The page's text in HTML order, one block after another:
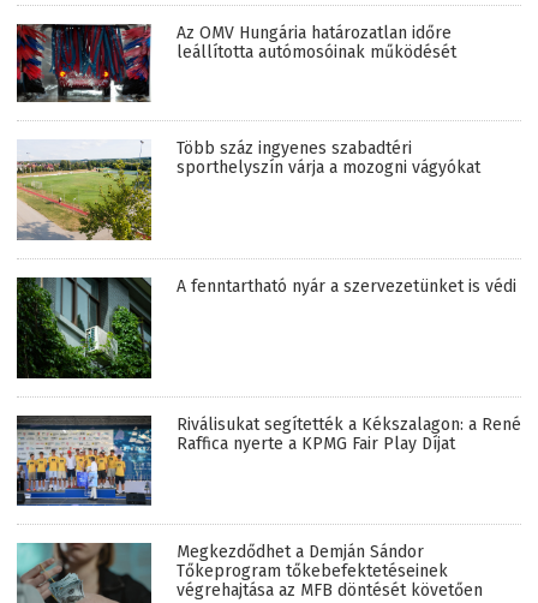
Az OMV Hungária határozatlan időre
leállította autómosóinak működését
Több száz ingyenes szabadtéri
sporthelyszín várja a mozogni vágyókat
A fenntartható nyár a szervezetünket is védi
Riválisukat segítették a Kékszalagon: a René
Raffica nyerte a KPMG Fair Play Díjat
Megkezdődhet a Demján Sándor
Tőkeprogram tőkebefektetéseinek
végrehajtása az MFB döntését követően